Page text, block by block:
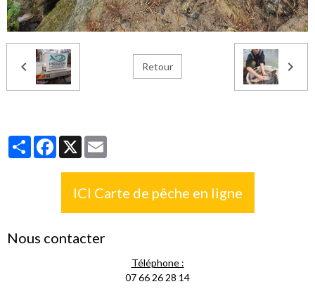
Retour
PartagerFacebook
X
ICI Carte de pêche en ligne
Nous contacter
Téléphone :
07 66 26 28 14